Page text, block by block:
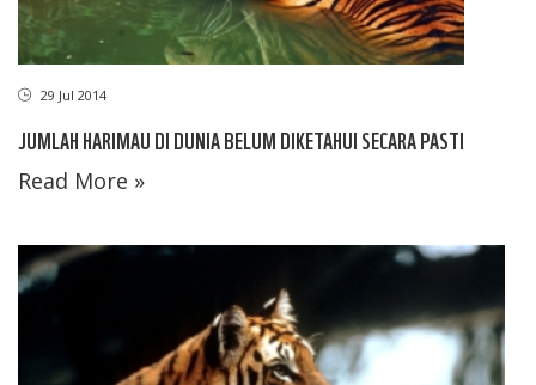
29 Jul 2014
JUMLAH HARIMAU DI DUNIA BELUM DIKETAHUI SECARA PASTI
Read More »